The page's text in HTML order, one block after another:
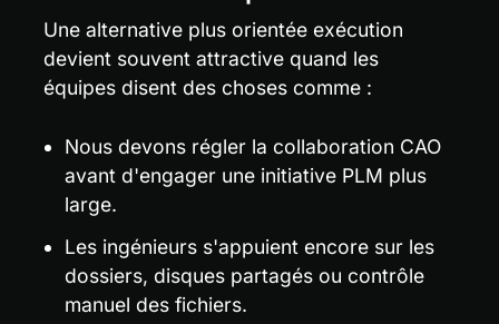
Une alternative plus orientée exécution
devient souvent attractive quand les
équipes disent des choses comme :
Nous devons régler la collaboration CAO
avant d'engager une initiative PLM plus
large.
Les ingénieurs s'appuient encore sur les
dossiers, disques partagés ou contrôle
manuel des fichiers.